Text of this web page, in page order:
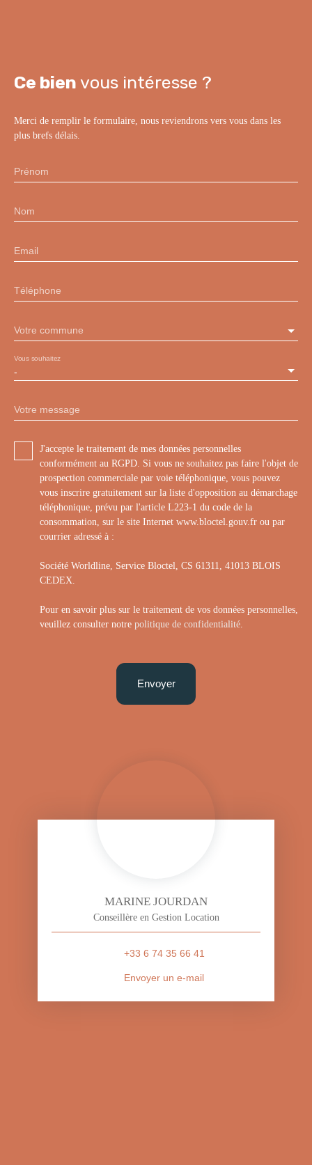
Ce bien vous intéresse ?
Merci de remplir le formulaire, nous reviendrons vers vous dans les
plus brefs délais.
Prénom
Nom
Email
Téléphone
Votre commune
-
Vous souhaitez
Votre message
J'accepte le traitement de mes données personnelles
conformément au RGPD. Si vous ne souhaitez pas faire l'objet de
prospection commerciale par voie téléphonique, vous pouvez
vous inscrire gratuitement sur la liste d'opposition au démarchage
téléphonique, prévu par l'article L223-1 du code de la
consommation, sur le site Internet www.bloctel.gouv.fr ou par
courrier adressé à :
Société Worldline, Service Bloctel, CS 61311, 41013 BLOIS
CEDEX.
Pour en savoir plus sur le traitement de vos données personnelles,
veuillez consulter notre politique de confidentialité.
Envoyer
MARINE JOURDAN
Conseillère en Gestion Location
+33 6 74 35 66 41
Envoyer un e-mail